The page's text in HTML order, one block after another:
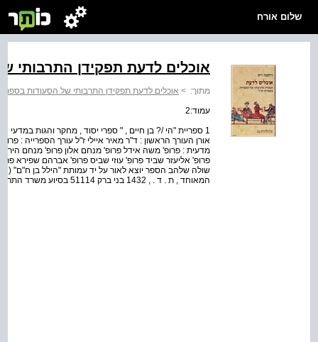
שלום אורח
אוכלים לדעת תפקידן התרבותי
מתוך: > אוכלים לדעת תפקידן התרבותי של הסעודות
עמוד:2
1 ספריית "הי /? בן חיים , " ספרי יסוד , מחקר והגות במדעי
אורן העורך הראשון : ד"ר מאיר איילי ז"ל עורך הספרייה :
מדעית : פרופ' משה אידל פרופ' מנחם אלון פרופ' מנחם
פרופ' אליעזר שביד פרופ' עוזי שביס פרופ' אברהם שפירא
המאוחד , ת . ד . , 1432 בני ברק 51114 בסיוע משרד התרבות והספורס